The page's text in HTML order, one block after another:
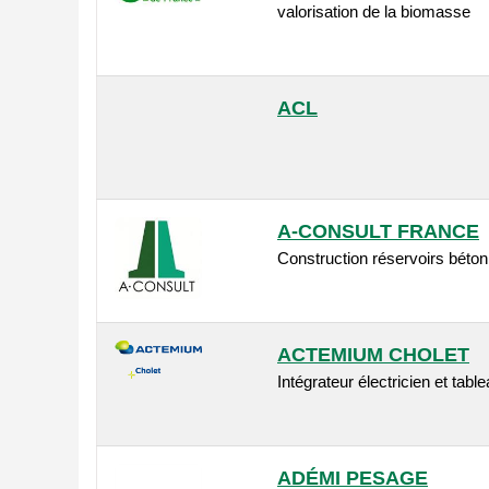
valorisation de la biomasse
ACL
A-CONSULT FRANCE
Construction réservoirs béton
ACTEMIUM CHOLET
Intégrateur électricien et
ADÉMI PESAGE